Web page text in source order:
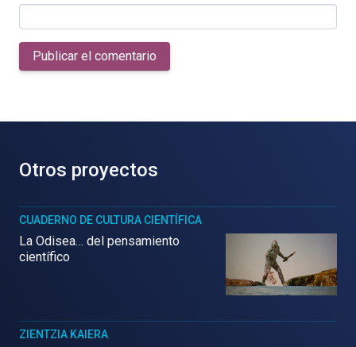
Publicar el comentario
Otros proyectos
CUADERNO DE CULTURA CIENTÍFICA
La Odisea… del pensamiento
científico
ZIENTZIA KAIERA